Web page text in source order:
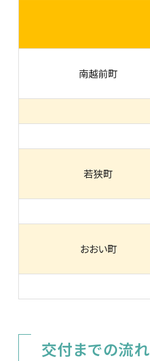
南越前町
若狭町
おおい町
交付までの流れ